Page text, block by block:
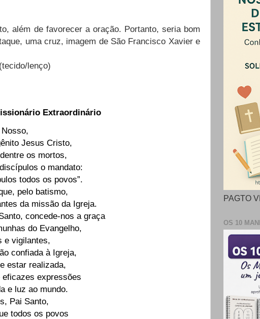
além de favorecer a oração. Portanto, seria bom
uma cruz, imagem de São Francisco Xavier e
lenço)
Extraordinário
Jesus Cristo,
os mortos,
o mandato:
todos os povos”.
pelo batismo,
da missão da Igreja.
concede-nos a graça
do Evangelho,
e vigilantes,
confiada à Igreja,
estar realizada,
expressões
e luz ao mundo.
Pai Santo,
todos os povos
PAGTO
OS 10